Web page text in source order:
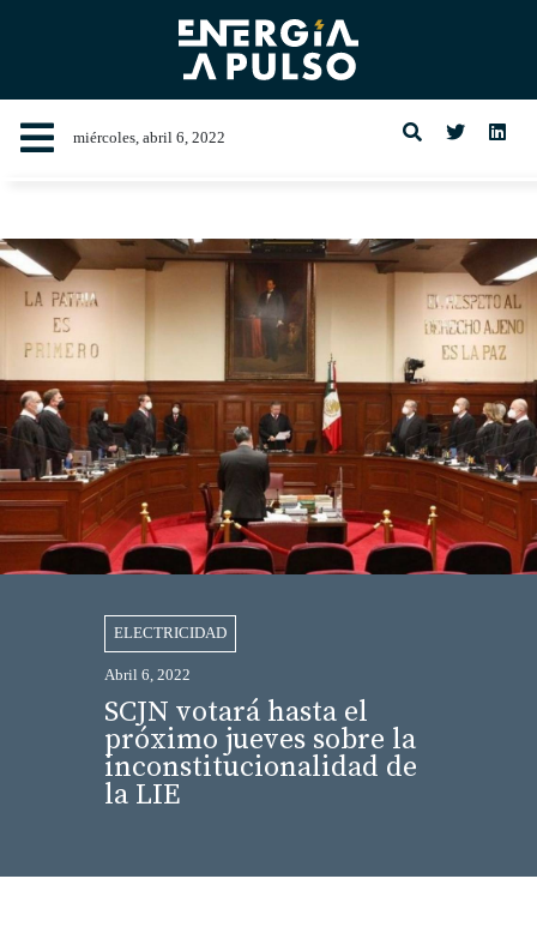
miércoles, abril 6, 2022
ELECTRICIDAD
Abril 6, 2022
SCJN votará hasta el
próximo jueves sobre la
inconstitucionalidad de
la LIE